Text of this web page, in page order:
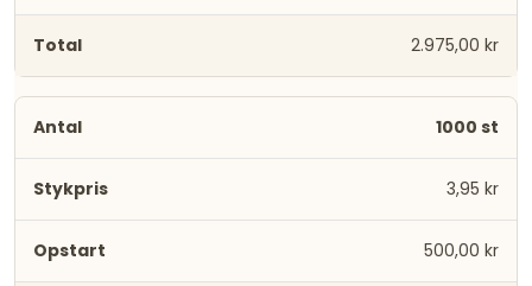
2.975,00 kr
1000 st
3,95 kr
500,00 kr